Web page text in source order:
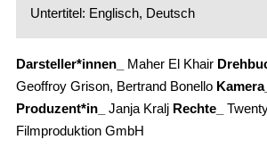
Untertitel: Englisch, Deutsch
Darsteller*innen_ Maher El Khair
Geoffroy Grison, Bertrand Bonello Kamera_
Produzent*in_
Janja Kralj Rechte_
Filmproduktion GmbH